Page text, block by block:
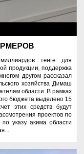
тенге для
продукции, поддержка
другом рассказал
хозяйства Димаш
области. В рамках
бюджета выделено 15
этих средств будут
проектов по
указу акима области